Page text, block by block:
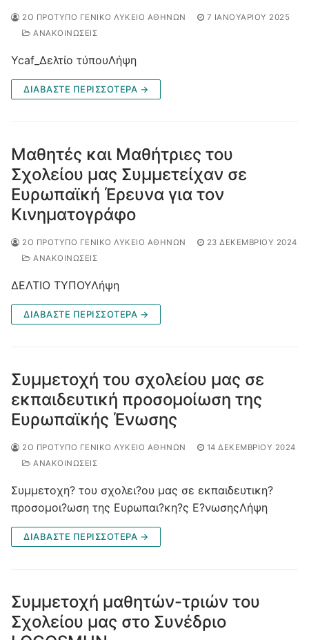
2Ο ΠΡΌΤΥΠΟ ΓΕΝΙΚΌ ΛΎΚΕΙΟ ΑΘΗΝΏΝ
7 ΙΑΝΟΥΑΡΊΟΥ 2025
ΑΝΑΚΟΙΝΩΣΕΙΣ
Ycaf_Δελτίο τύπουΛήψη
ΔΙΑΒΆΣΤΕ ΠΕΡΙΣΣΌΤΕΡΑ →
Μαθητές και Μαθήτριες του
Σχολείου μας Συμμετείχαν σε
Ευρωπαϊκή Έρευνα για τον
Κινηματογράφο
2Ο ΠΡΌΤΥΠΟ ΓΕΝΙΚΌ ΛΎΚΕΙΟ ΑΘΗΝΏΝ
23 ΔΕΚΕΜΒΡΊΟΥ 2024
ΑΝΑΚΟΙΝΩΣΕΙΣ
ΔΕΛΤΙΟ ΤΥΠΟΥΛήψη
ΔΙΑΒΆΣΤΕ ΠΕΡΙΣΣΌΤΕΡΑ →
Συμμετοχή του σχολείου μας σε
εκπαιδευτική προσομοίωση της
Ευρωπαϊκής Ένωσης
2Ο ΠΡΌΤΥΠΟ ΓΕΝΙΚΌ ΛΎΚΕΙΟ ΑΘΗΝΏΝ
14 ΔΕΚΕΜΒΡΊΟΥ 2024
ΑΝΑΚΟΙΝΩΣΕΙΣ
Συμμετοχη? του σχολει?ου μας σε εκπαιδευτικη?
προσομοι?ωση της Ευρωπαι?κη?ς Ε?νωσηςΛήψη
ΔΙΑΒΆΣΤΕ ΠΕΡΙΣΣΌΤΕΡΑ →
Συμμετοχή μαθητών-τριών του
Σχολείου μας στο Συνέδριο